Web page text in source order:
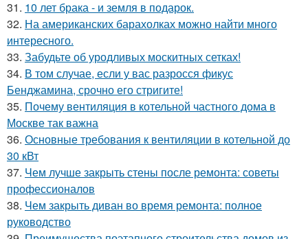
31. 10 лет брака - и земля в подарок.
32. На американских барахолках можно найти много
интересного.
33. Забудьте об уродливых москитных сетках!
34. В том случае, если у вас разросся фикус
Бенджамина, срочно его стригите!
35. Почему вентиляция в котельной частного дома в
Москве так важна
36. Основные требования к вентиляции в котельной до
30 кВт
37. Чем лучше закрыть стены после ремонта: советы
профессионалов
38. Чем закрыть диван во время ремонта: полное
руководство